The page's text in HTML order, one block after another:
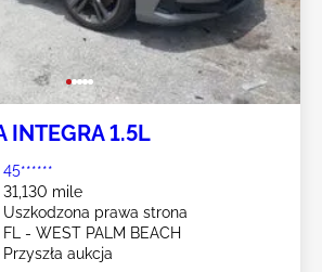
INTEGRA 1.5L
45******
31,130 mile
Uszkodzona prawa strona
FL - WEST PALM BEACH
Przyszła aukcja